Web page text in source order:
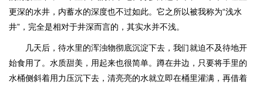
更深的水井，内蓄水的深度也不过如此。它之所以被我称为“浅水
井”，完全是相对于井深而言的，其实水并不浅。
几天后，待水里的浑浊物彻底沉淀下去，我们就迫不及待地开
始食用了。水质甜美，用起来也很简单。蹲在井边，只要将手里的
水桶侧斜着用力压沉下去，清亮亮的水就立即在桶里灌满，再借着